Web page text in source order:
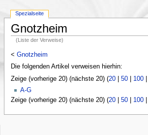
Gnotzheim
(Liste der Verweise)
< Gnotzheim
Die folgenden Artikel verweisen hierhin:
Zeige (vorherige 20) (nächste 20) (20| 50| 100
A-G
Zeige (vorherige 20) (nächste 20) (20| 50| 100
Spezialseite